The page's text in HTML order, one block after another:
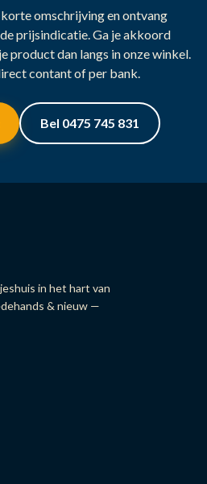
omschrijving en ontvang
prijsindicatie. Ga je akkoord
product dan langs in onze winkel.
contant of per bank.
Bel 0475 745 831
in het hart van
& nieuw —